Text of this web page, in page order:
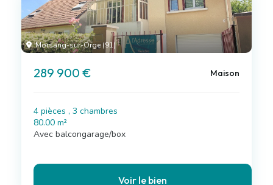
Morsang-sur-Orge (91)
289 900 € Maison
4 pièces , 3 chambres
80.00 m²
Avec balcongarage/box
Voir le bien